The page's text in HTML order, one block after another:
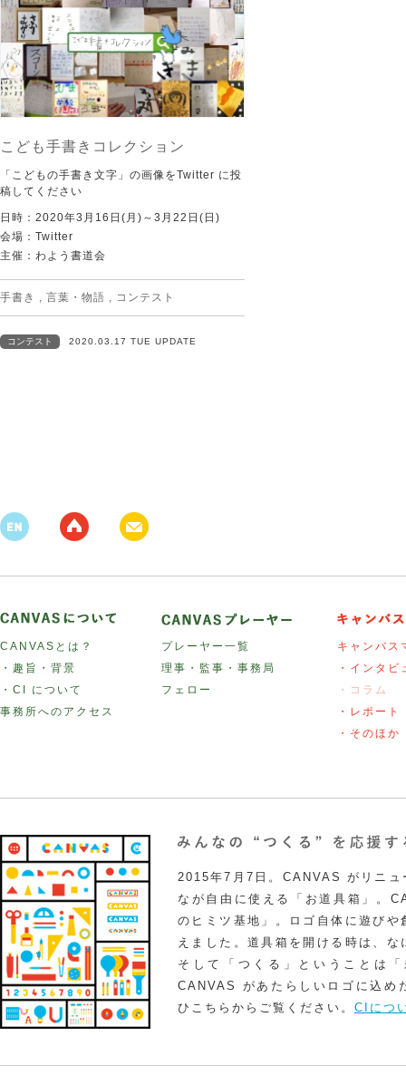
こども手書きコレクション
「こどもの手書き文字」の画像をTwitter に投
稿してください
日時：2020年3月16日(月)～3月22日(日)
会場：Twitter
主催：わよう書道会
手書き , 言葉・物語 , コンテスト
コンテスト 2020.03.17 TUE UPDATE
CANVASとは？
・趣旨・背景
・CI について
事務所へのアクセス
プレーヤー一覧
理事・監事・事務局
フェロー
キャンバス
・インタビ
・コラム
・レポート
・そのほか
2015年7月7日。CANVAS がリニュ
なが自由に使える「お道具箱」。
のヒミツ基地」。ロゴ自体に遊び
えました。道具箱を開ける時は、
そして「つくる」ということは
CANVAS があたらしいロゴに込め
ひこちらからご覧ください。 CIにつ